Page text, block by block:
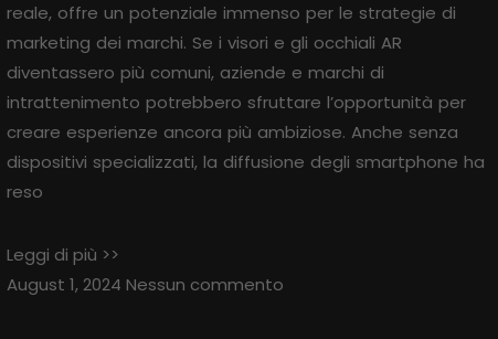
reale, offre un potenziale immenso per le strategie di
marketing dei marchi. Se i visori e gli occhiali AR
diventassero più comuni, aziende e marchi di
intrattenimento potrebbero sfruttare l’opportunità per
creare esperienze ancora più ambiziose. Anche senza
dispositivi specializzati, la diffusione degli smartphone ha
reso
Leggi di più >>
August 1, 2024 Nessun commento